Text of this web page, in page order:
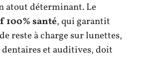
atout déterminant. Le
santé, qui garantit
reste à charge sur lunettes,
dentaires et auditives, doit